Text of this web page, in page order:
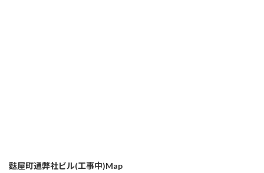
麩屋町通弊社ビル(工事中)Map